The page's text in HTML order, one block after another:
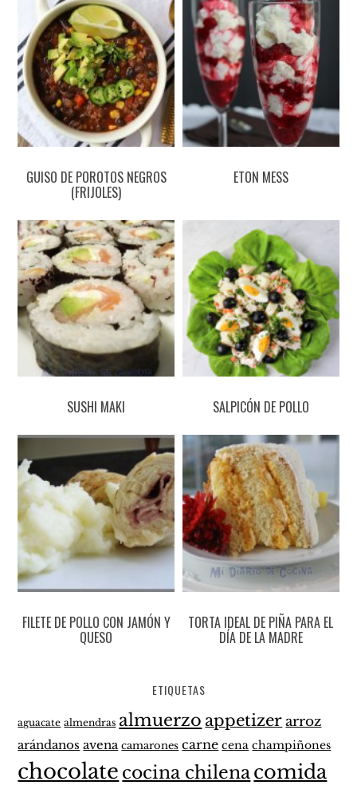
GUISO DE POROTOS NEGROS
(FRIJOLES)
ETON MESS
SUSHI MAKI SALPICÓN DE POLLO
FILETE DE POLLO CON JAMÓN Y
QUESO
TORTA IDEAL DE PIÑA PARA EL
DÍA DE LA MADRE
ETIQUETAS
aguacate almendras almuerzo appetizer arroz
arándanos avena camarones carne cena champiñones
chocolate cocina chilenacomida